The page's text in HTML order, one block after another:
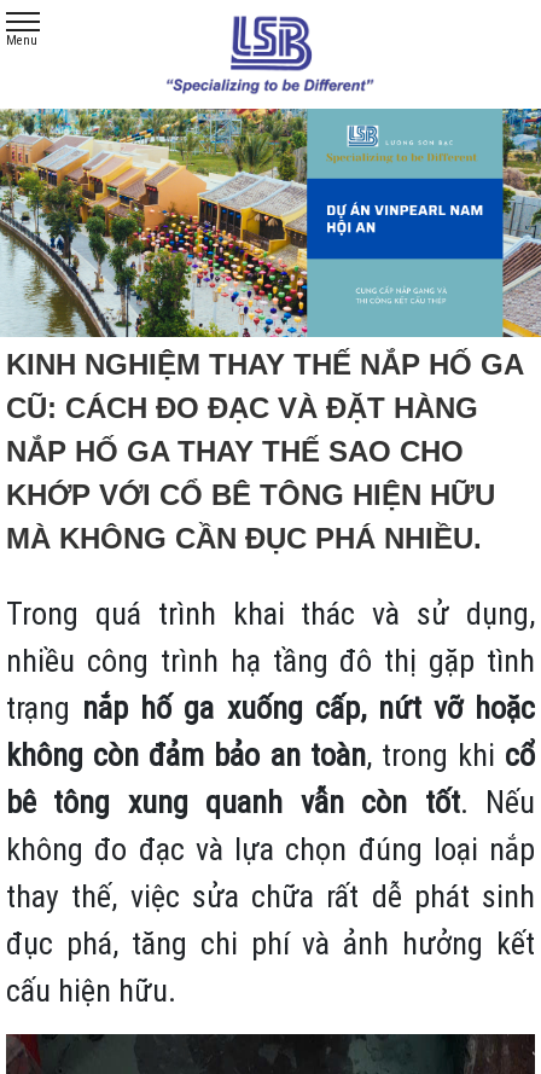
KINH NGHIỆM THAY THẾ NẮP HỐ GA
CŨ: CÁCH ĐO ĐẠC VÀ ĐẶT HÀNG
NẮP HỐ GA THAY THẾ SAO CHO
KHỚP VỚI CỔ BÊ TÔNG HIỆN HỮU
MÀ KHÔNG CẦN ĐỤC PHÁ NHIỀU.
Trong quá trình khai thác và sử dụng,
nhiều công trình hạ tầng đô thị gặp tình
trạng nắp hố ga xuống cấp, nứt vỡ hoặc
không còn đảm bảo an toàn, trong khi cổ
bê tông xung quanh vẫn còn tốt. Nếu
không đo đạc và lựa chọn đúng loại nắp
thay thế, việc sửa chữa rất dễ phát sinh
đục phá, tăng chi phí và ảnh hưởng kết
cấu hiện hữu.